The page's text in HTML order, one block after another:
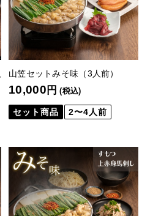
山笠セットみそ味（3人前）
10,000 円 (税込)
セット商品 2〜4人前